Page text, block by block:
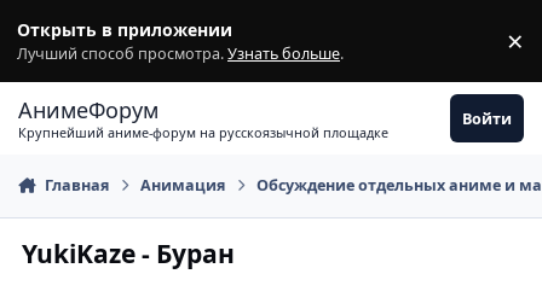
Открыть в приложении
Лучший способ просмотра.Узнать больше. ×
АнимеФорум
Крупнейший аниме-форум на русскоязычной площадке
Войти
Главная Анимация Обсуждение отдельных аниме и
YukiKaze - Буран